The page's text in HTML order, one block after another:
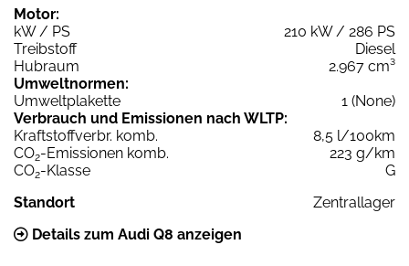
Motor:
kW / PS
210 kW / 286 PS
Treibstoff
Diesel
Hubraum
2.967 cm³
Umweltnormen:
Umweltplakette
1 (None)
Verbrauch und Emissionen nach WLTP:
Kraftstoffverbr. komb.
8,5 l/100km
CO2-Emissionen komb.
223 g/km
CO2-Klasse
G
Standort
Zentrallager
Details zum Audi Q8 anzeigen